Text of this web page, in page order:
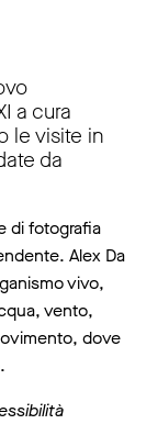
a cura
le visite in
da
di fotografia
Alex Da
vivo,
vento,
dove